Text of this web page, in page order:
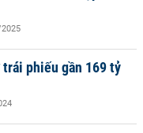
trái phiếu gần 169 tỷ